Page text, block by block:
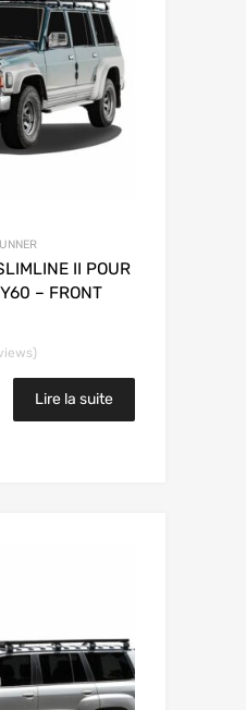
II POUR
– FRONT
Lire la suite